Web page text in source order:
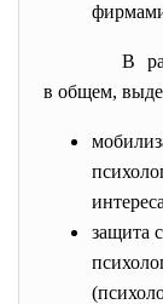
В
в общем,
защита